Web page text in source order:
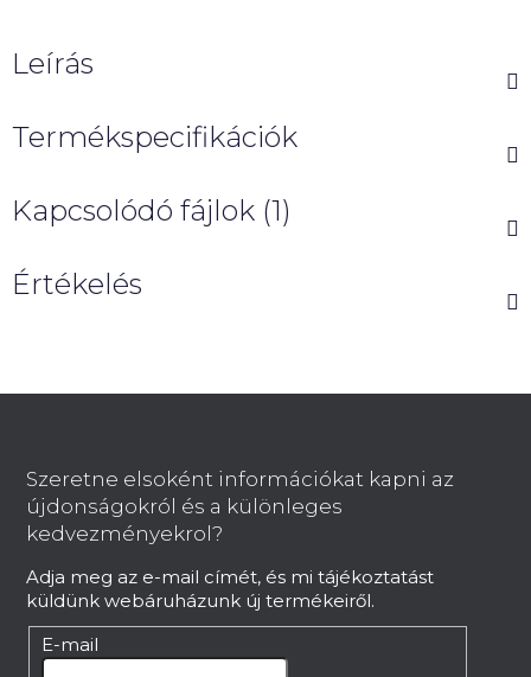
Leírás
Termékspecifikációk
Kapcsolódó fájlok (1)
Értékelés
Szeretne elsoként információkat kapni az
újdonságokról és a különleges
kedvezményekrol?
Adja meg az e-mail címét, és mi tájékoztatást
küldünk webáruházunk új termékeiről.
E-mail